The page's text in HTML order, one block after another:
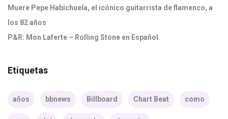
Muere Pepe Habichuela, el icónico guitarrista de flamenco, a
los 82 años
P&R: Mon Laferte – Rolling Stone en Español
Etiquetas
años bbnews Billboard Chart Beat como